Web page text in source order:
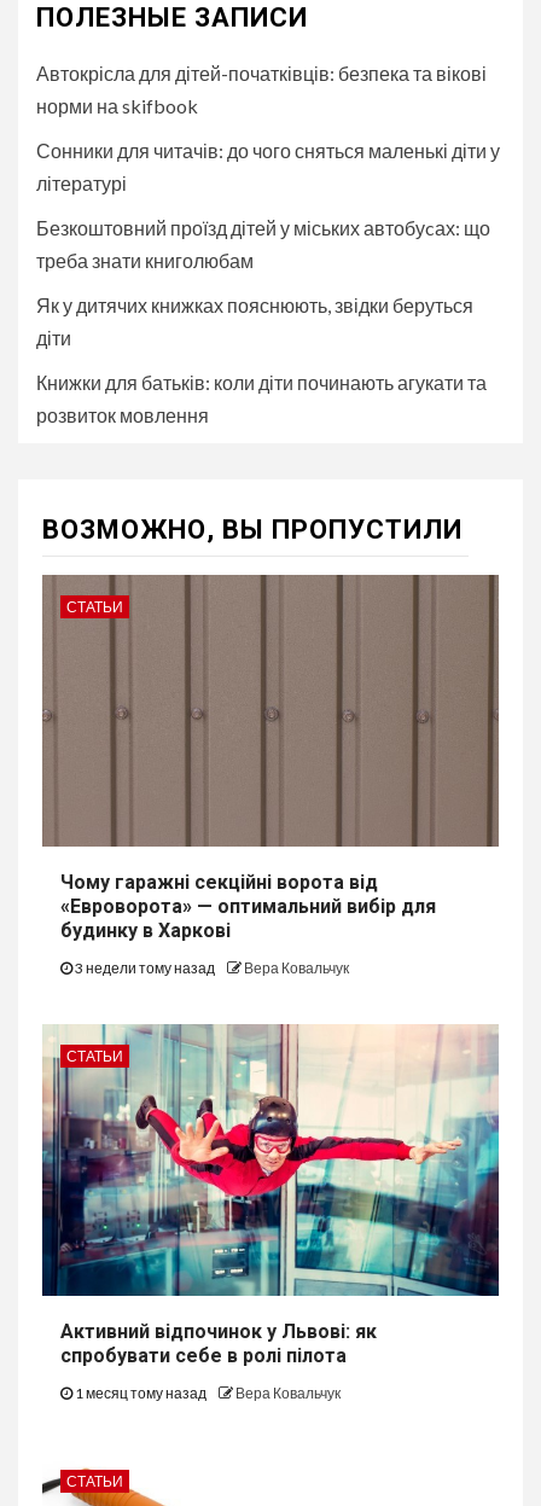
ПОЛЕЗНЫЕ ЗАПИСИ
Автокрісла для дітей-початківців: безпека та вікові
норми на skifbook
Сонники для читачів: до чого сняться маленькі діти у
літературі
Безкоштовний проїзд дітей у міських автобуcах: що
треба знати книголюбам
Як у дитячих книжках пояснюють, звідки беруться
діти
Книжки для батьків: коли діти починають агукати та
розвиток мовлення
ВОЗМОЖНО, ВЫ ПРОПУСТИЛИ
СТАТЬИ
Чому гаражні секційні ворота від
«Евроворота» — оптимальний вибір для
будинку в Харкові
3 недели тому назад Вера Ковальчук
СТАТЬИ
Активний відпочинок у Львові: як
спробувати себе в ролі пілота
1 месяц тому назад Вера Ковальчук
СТАТЬИ